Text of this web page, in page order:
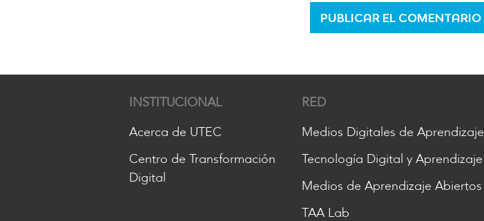
INSTITUCIONAL
Acerca de UTEC
Centro de Transformación
Digital
RED
Medios Digitales de Aprendizaje
Tecnología Digital y Aprendizaje
Medios de Aprendizaje Abiertos
TAA Lab